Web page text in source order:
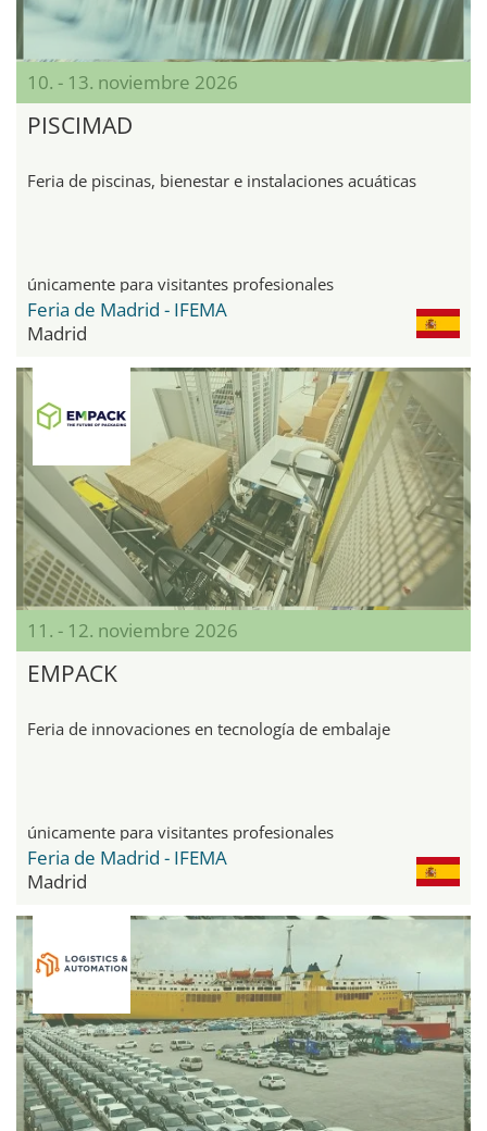
10. - 13. noviembre 2026
PISCIMAD
Feria de piscinas, bienestar e instalaciones acuáticas
únicamente para visitantes profesionales
Feria de Madrid - IFEMA
Madrid
11. - 12. noviembre 2026
EMPACK
Feria de innovaciones en tecnología de embalaje
únicamente para visitantes profesionales
Feria de Madrid - IFEMA
Madrid